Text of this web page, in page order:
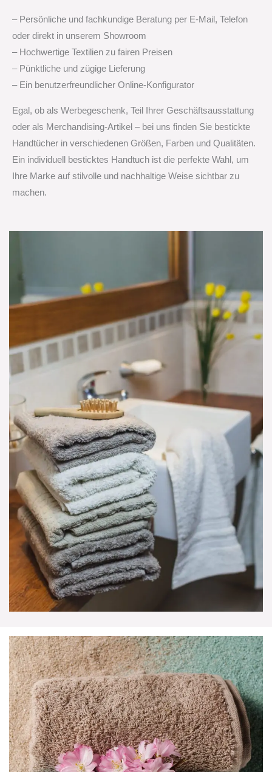
– Persönliche und fachkundige Beratung per E-Mail, Telefon
oder direkt in unserem Showroom
– Hochwertige Textilien zu fairen Preisen
– Pünktliche und zügige Lieferung
– Ein benutzerfreundlicher Online-Konfigurator
Egal, ob als Werbegeschenk, Teil Ihrer Geschäftsausstattung
oder als Merchandising-Artikel – bei uns finden Sie bestickte
Handtücher in verschiedenen Größen, Farben und Qualitäten.
Ein individuell besticktes Handtuch ist die perfekte Wahl, um
Ihre Marke auf stilvolle und nachhaltige Weise sichtbar zu
machen.